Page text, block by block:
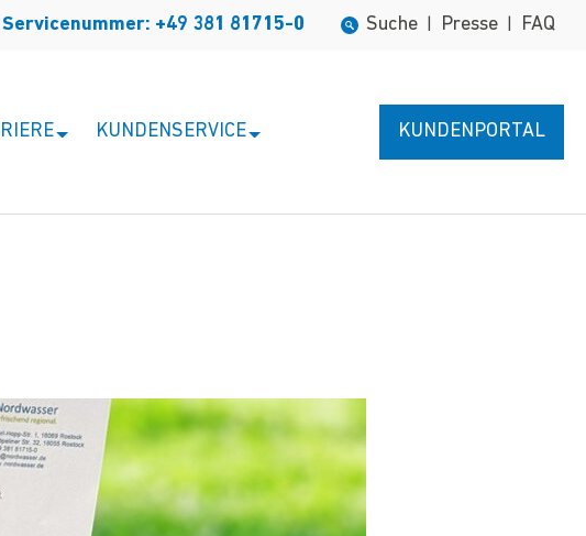
+49 381 81715-0 Suche Presse FAQ
KUNDENSERVICE KUNDENPORTAL